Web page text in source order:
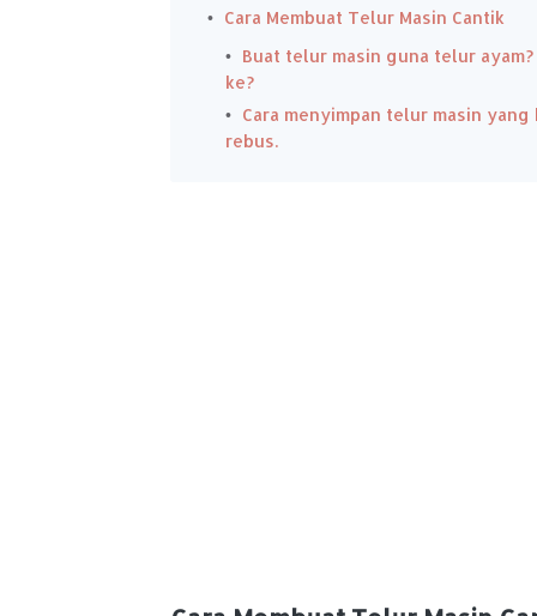
Cara Membuat Telur Masin Cantik
Buat telur masin guna telur ayam?
ke?
Cara menyimpan telur masin yang
rebus.